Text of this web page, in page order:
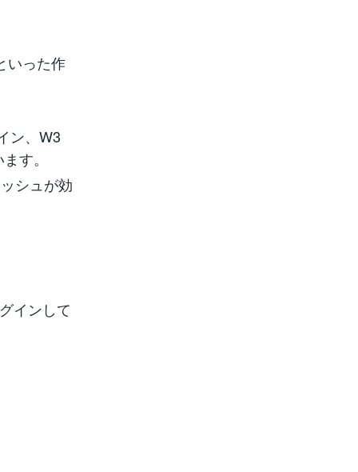
いった作
ン、W3
す。
シュが効
インして